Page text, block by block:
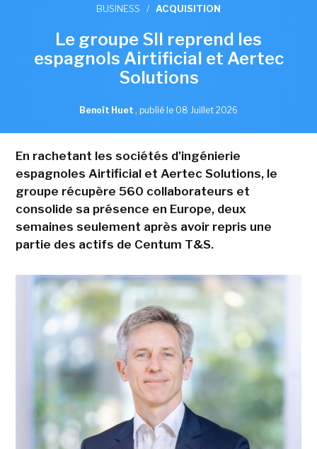
BUSINESS / ACQUISITION
Le groupe SII reprend les
espagnols Airtificial et Aertec
Solutions
Benoît Huet , publié le 08 Juillet 2026
En rachetant les sociétés d'ingénierie
espagnoles Airtificial et Aertec Solutions, le
groupe récupère 560 collaborateurs et
consolide sa présence en Europe, deux
semaines seulement après avoir repris une
partie des actifs de Centum T&S.